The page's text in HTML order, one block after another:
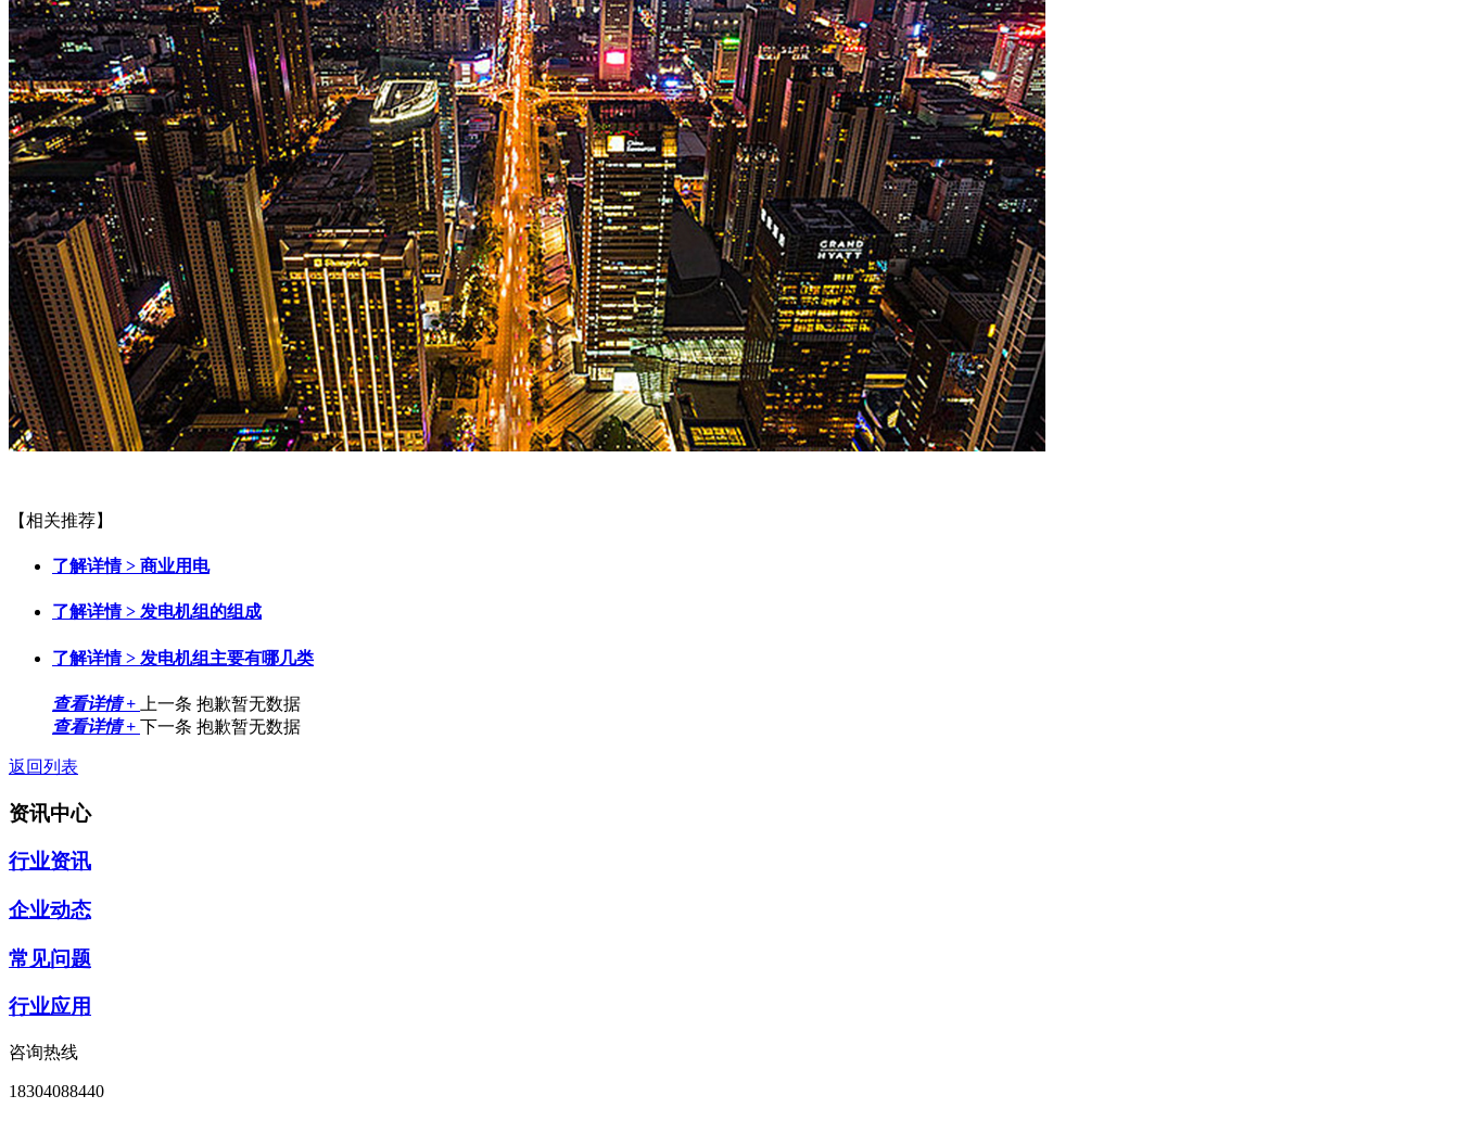
【相关推荐】
了解详情 > 商业用电
了解详情 > 发电机组的组成
了解详情 > 发电机组主要有哪几类
查看详情 + 上一条 抱歉暂无数据
查看详情 + 下一条 抱歉暂无数据
返回列表
资讯中心
行业资讯
企业动态
常见问题
行业应用
咨询热线
18304088440